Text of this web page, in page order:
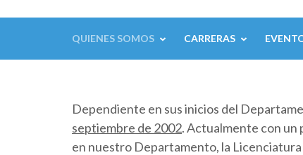
QUIENES SOMOS CARRERAS
Dependiente en sus inicios del
septiembre de 2002. Actualmente con un
en nuestro Departamento, la Licenciatura